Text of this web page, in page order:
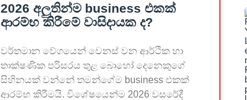
2026 අලුතින්ම business එකක්
ආරම්භ කිරීමේ වාසිදායක ද?
වර්තමාන වේගයෙන් වෙනස් වන ආර්ථික හා
තාක්ෂණික පරිසරය තුළ බොහෝ දෙනෙකුගේ
සිහිනයක් වන්නේ තමන්ගේම business එකක්
ආරම්භ කිරීමයි. විශේෂයෙන්ම 2026 වසරේදී